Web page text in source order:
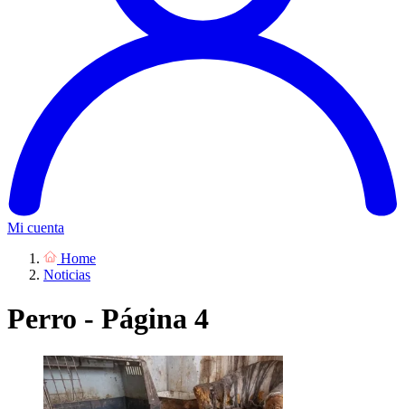
Mi cuenta
Home
Noticias
Perro - Página 4